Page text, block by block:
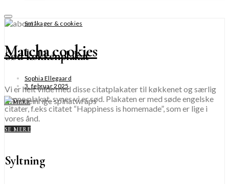
Sød køkkenplakat
Vi er helt vilde med disse citatplakater til køkkenet og særlig
denne plakat, synes vi er sød. Plakaten er med søde engelske
citater, f.eks citatet “Happiness is homemade”, som er lige i
vores ånd.
SE MERE
Syltning
Småkager & cookies
Matcha cookies
Sophia Ellegaard
3. februar 2025
SE MERE